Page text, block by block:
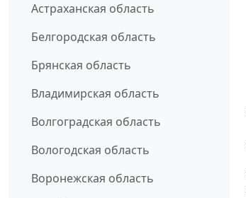
Астраханская область
Белгородская область
Брянская область
Владимирская область
Волгоградская область
Вологодская область
Воронежская область